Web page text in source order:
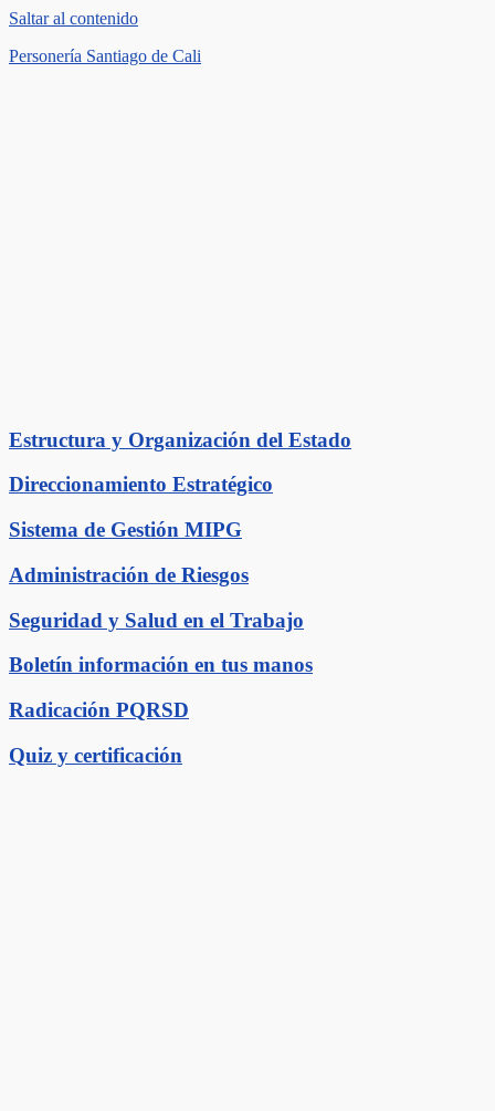
Saltar al contenido
Personería Santiago de Cali
Estructura y Organización del Estado
Direccionamiento Estratégico
Sistema de Gestión MIPG
Administración de Riesgos
Seguridad y Salud en el Trabajo
Boletín información en tus manos
Radicación PQRSD
Quiz y certificación